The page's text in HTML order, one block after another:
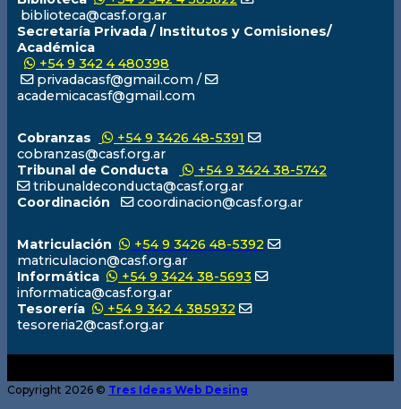
biblioteca@casf.org.ar
Secretaría Privada / Institutos y Comisiones/
Académica
+54 9 342 4 480398
privadacasf@gmail.com /
academicacasf@gmail.com
Cobranzas
+54 9 3426 48-5391
cobranzas@casf.org.ar
Tribunal de Conducta
+54 9 3424 38-5742
tribunaldeconducta@casf.org.ar
Coordinación
coordinacion@casf.org.ar
Matriculación
+54 9 3426 48-5392
matriculacion@casf.org.ar
Informática
+54 9 3424 38-5693
informatica@casf.org.ar
Tesorería
+54 9 342 4 385932
tesoreria2@casf.org.ar
Copyright 2026 © Tres Ideas Web Desing